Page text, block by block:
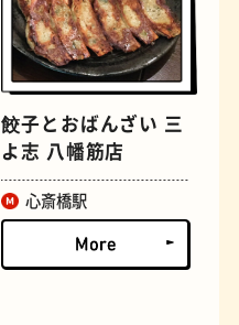
ジェラート
餃子とおばんざい 三
よ志 八幡筋店
心斎橋駅